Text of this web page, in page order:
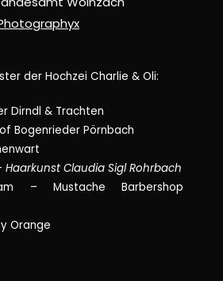
der Hochzei Charlie & Oli:
Dirndl & Trachten
Bogenrieder Pörnbach
Haarkunst Claudia Sigl Rohrbach
– Mustache Barbershop
Orange